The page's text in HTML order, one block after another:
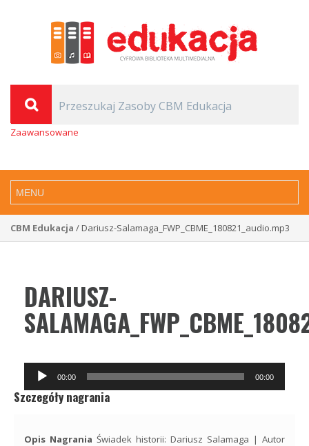
Zaawansowane
CBM Edukacja / Dariusz-Salamaga_FWP_CBME_180821_audio.mp3
DARIUSZ-
Odtwarzacz
plików
dźwiękowych
00:00 00:00
Szczegóły nagrania
Opis Nagrania Świadek historii: Dariusz Salamaga | Autor